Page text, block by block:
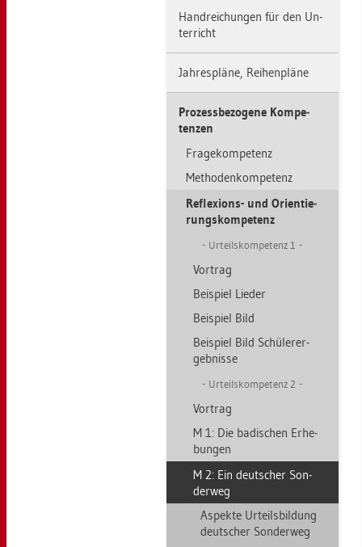
Hand­rei­chun­gen für den Un­
ter­richt
Jah­res­plä­ne, Rei­hen­plä­ne
Pro­zess­be­zo­ge­ne Kom­pe­
ten­zen
Fra­ge­kom­pe­tenz
Me­tho­den­kom­pe­tenz
Re­fle­xi­ons- und Ori­en­tie­
rungs­kom­pe­tenz
Ur­teils­kom­pe­tenz 1
Vor­trag
Bei­spiel Lie­der
Bei­spiel Bild
Bei­spiel Bild Schü­le­r­er­
geb­nis­se
Ur­teils­kom­pe­tenz 2
Vor­trag
M 1: Die ba­di­schen Er­he­
bun­gen
M 2: Ein deut­scher Son­
der­weg
As­pek­te Ur­teils­bil­dung
deut­scher Son­der­weg